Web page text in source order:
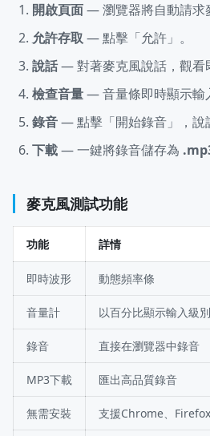
開啟頁面— 瀏覽器將自動請求
允許存取 — 點擊「允許」。
說話— 對著麥克風說話，觀看
檢查音量— 音量條即時顯示輸
錄音— 點擊「開始錄音」，說
下載— 一鍵將錄音儲存為
麥克風測試功能
功能 詳情
即時波形 動態頻率條
音量計 以百分比顯示輸入級別
錄音 直接在瀏覽器中錄音
MP3下載 匯出高品質錄音
無需安裝 支援Chrome、